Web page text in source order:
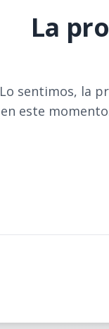
La
Lo sentimos, la
en este